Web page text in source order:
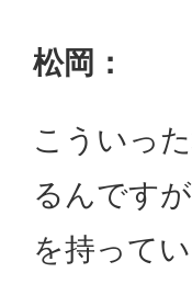
松岡：
こういっ
るんです
を持って